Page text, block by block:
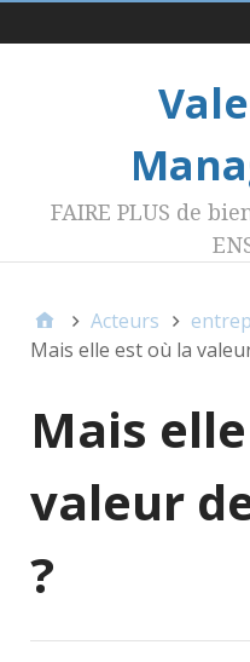
FAIRE PLUS de
Acteurs
Mais elle est où la
Mais
valeur
?